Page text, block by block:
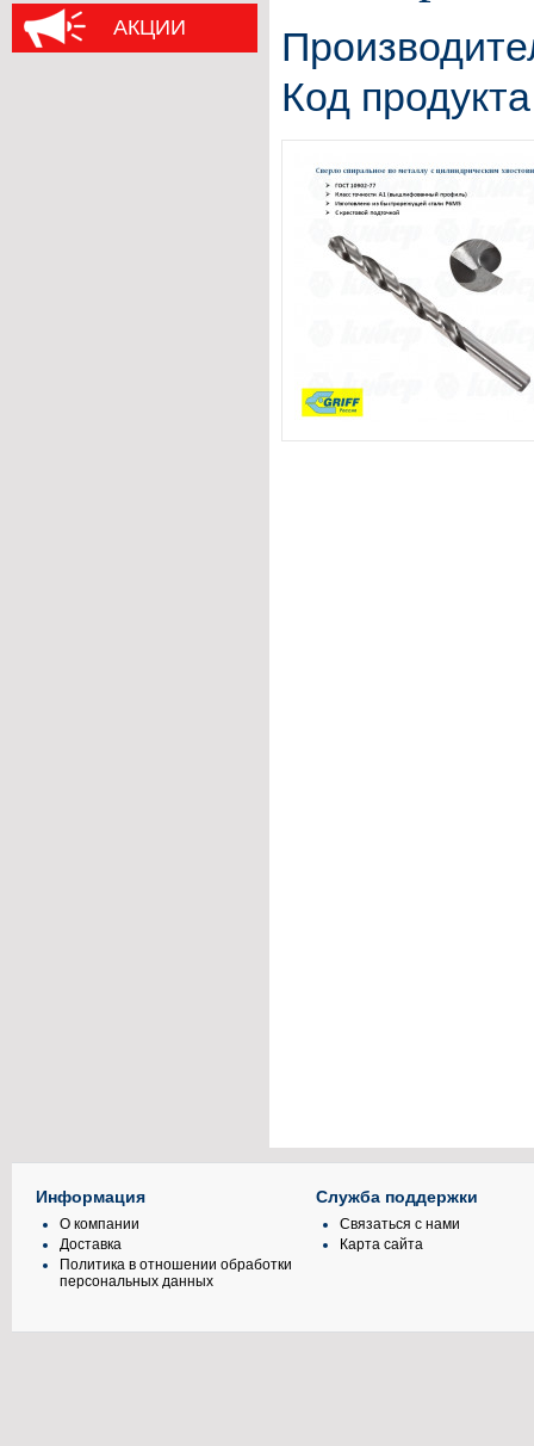
АКЦИИ
Код
Информация
О компании
Доставка
Политика в отношении обработки
персональных данных
Служба поддержки
Связаться с нами
Карта сайта